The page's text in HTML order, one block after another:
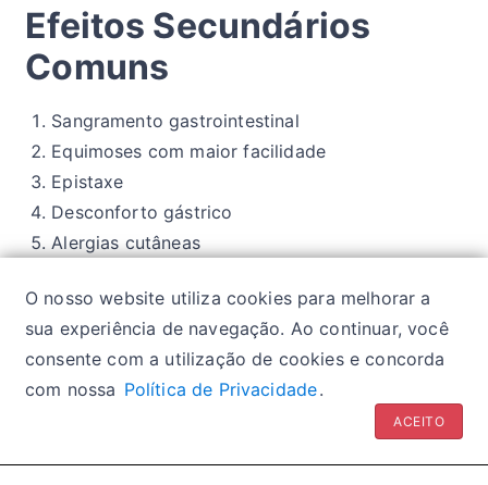
Efeitos Secundários
Comuns
Sangramento gastrointestinal
Equimoses com maior facilidade
Epistaxe
Desconforto gástrico
Alergias cutâneas
Náuseas e vômitos
Sintomas|
O nosso website utiliza cookies para melhorar a
sua experiência de navegação. Ao continuar, você
consente com a utilização de cookies e concorda
com nossa Política de Privacidade.
ACEITO